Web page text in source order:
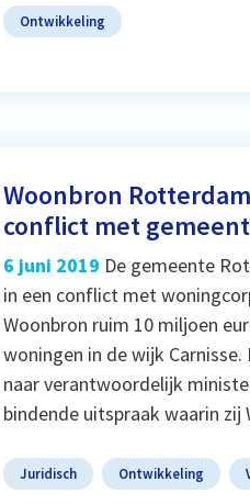
Ontwikkeling
Woonbron
conflict met
6 juni 2019 De gemeente
in een conflict met
Woonbron ruim 10 miljoen
woningen in de wijk
naar verantwoordelijk
bindende uitspraak waarin
Juridisch Ontwikkeling